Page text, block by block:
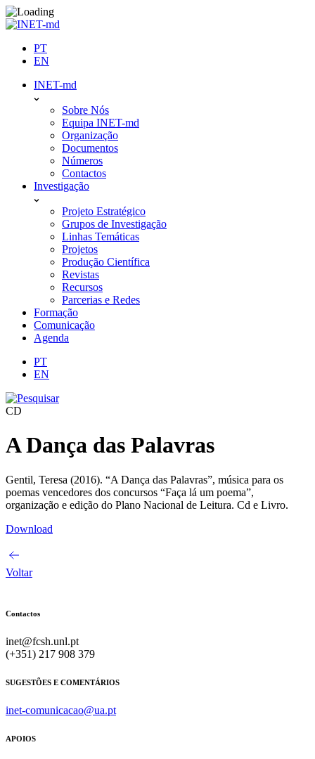
Skip
to
PT
EN
INET-md
Sobre Nós
Equipa INET-md
Organização
Documentos
Números
Contactos
Investigação
Projeto Estratégico
Grupos de Investigação
Linhas Temáticas
Projetos
Produção Científica
Revistas
Recursos
Parcerias e Redes
Formação
Comunicação
Agenda
PT
EN
CD
A Dança das Palavras
Gentil, Teresa (2016). “A Dança das Palavras”, música para os
poemas vencedores dos concursos “Faça lá um poema”,
organização e edição do Plano Nacional de Leitura. Cd e Livro.
Download
Voltar
Contactos
inet@fcsh.unl.pt
(+351) 217 908 379
SUGESTÕES E COMENTÁRIOS
inet-comunicacao@ua.pt
APOIOS